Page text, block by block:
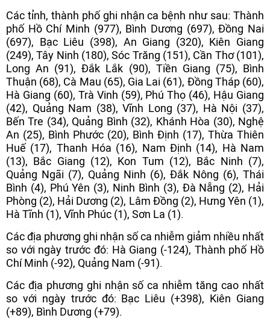
Các tỉnh, thành phố ghi nhận ca bệnh như sau: Thành
phố Hồ Chí Minh (977), Bình Dương (697), Đồng Nai
(697), Bạc Liêu (398), An Giang (320), Kiên Giang
(249), Tây Ninh (180), Sóc Trăng (151), Cần Thơ (101),
Long An (91), Đắk Lắk (90), Tiền Giang (75), Bình
Thuận (68), Cà Mau (65), Gia Lai (61), Đồng Tháp (60),
Hà Giang (60), Trà Vinh (59), Phú Thọ (46), Hậu Giang
(42), Quảng Nam (38), Vĩnh Long (37), Hà Nội (37),
Bến Tre (34), Quảng Bình (32), Khánh Hòa (30), Nghệ
An (25), Bình Phước (20), Bình Định (17), Thừa Thiên
Huế (17), Thanh Hóa (16), Nam Định (14), Hà Nam
(13), Bắc Giang (12), Kon Tum (12), Bắc Ninh (7),
Quảng Ngãi (7), Quảng Ninh (6), Đắk Nông (6), Thái
Bình (4), Phú Yên (3), Ninh Bình (3), Đà Nẵng (2), Hải
Phòng (2), Hải Dương (2), Lâm Đồng (2), Hưng Yên (1),
Hà Tĩnh (1), Vĩnh Phúc (1), Sơn La (1).
Các địa phương ghi nhận số ca nhiễm giảm nhiều nhất
so với ngày trước đó: Hà Giang (-124), Thành phố Hồ
Chí Minh (-92), Quảng Nam (-91).
Các địa phương ghi nhận số ca nhiễm tăng cao nhất
so với ngày trước đó: Bạc Liêu (+398), Kiên Giang
(+89), Bình Dương (+79).